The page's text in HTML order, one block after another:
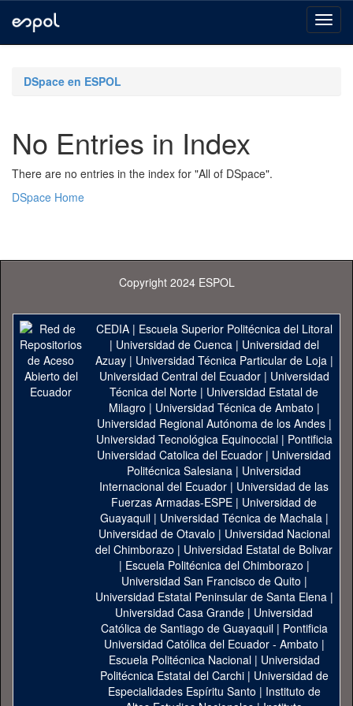
navigationDSpace en ESPOL
No Entries in Index
There are no entries in the index for "All of DSpace".
DSpace Home
Copyright 2024 ESPOL
CEDIA| Escuela Superior Politécnica del Litoral
| Universidad de Cuenca| Universidad del
Azuay| Universidad Técnica Particular de Loja|
Universidad Central del Ecuador| Universidad
Técnica del Norte | Universidad Estatal de
Milagro | Universidad Técnica de Ambato |
Universidad Regional Autónoma de los Andes|
Universidad Tecnológica Equinoccial| Pontificia
Universidad Catolica del Ecuador | Universidad
Politécnica Salesiana | Universidad
Internacional del Ecuador | Universidad de las
Fuerzas Armadas-ESPE | Universidad de
Guayaquil| Universidad Técnica de Machala|
Universidad de Otavalo | Universidad Nacional
del Chimborazo | Universidad Estatal de Bolivar
| Escuela Politécnica del Chimborazo |
Universidad San Francisco de Quito |
Universidad Estatal Peninsular de Santa Elena|
Universidad Casa Grande | Universidad
Católica de Santiago de Guayaquil| Pontificia
Universidad Católica del Ecuador - Ambato |
Escuela Politécnica Nacional| Universidad
Politécnica Estatal del Carchi| Universidad de
Especialidades Espíritu Santo | Instituto de